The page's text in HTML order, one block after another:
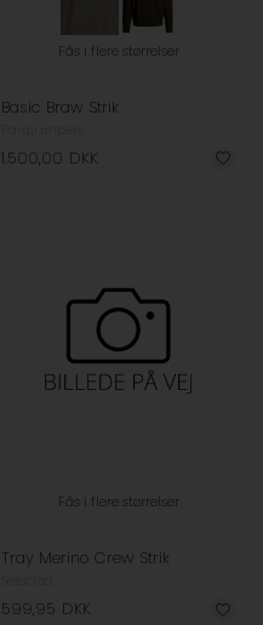
Fås i flere størrelser
Basic Braw Strik
1.500,00 DKK
Fås i flere størrelser
Tray Merino Crew Strik
599,95 DKK